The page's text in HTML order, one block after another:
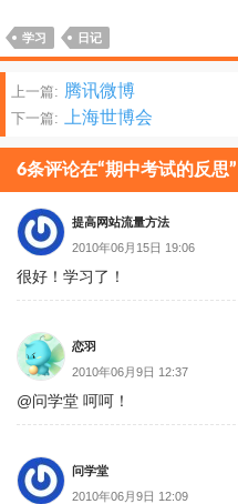
学习 日记
文
章
分
页
上一篇: 腾讯微博
下一篇: 上海世博会
6条评论在“期中考试的反思”
提高网站流量方法
2010年06月15日 19:06
很好！学习了！
恋羽
2010年06月9日 12:37
@问学堂 呵呵！
问学堂
2010年06月9日 12:09